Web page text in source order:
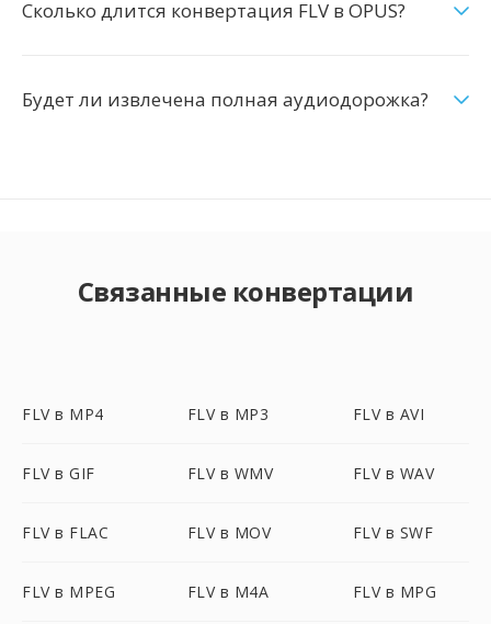
Сколько длится конвертация FLV в OPUS?
Будет ли извлечена полная аудиодорожка?
Связанные конвертации
FLV в MP4 FLV в MP3 FLV в AVI
FLV в GIF FLV в WMV FLV в WAV
FLV в FLAC FLV в MOV FLV в SWF
FLV в MPEG FLV в M4A FLV в MPG